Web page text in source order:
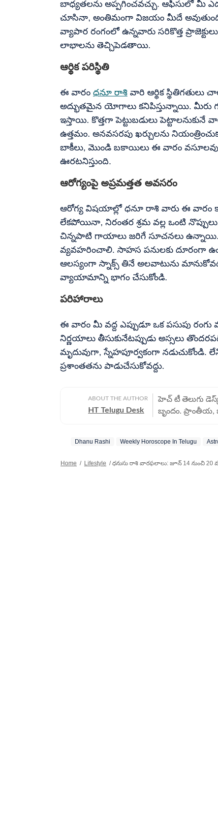
బాధ్యతలను అప్పగించవచ్చు. ఆఫీసులో మీ
చూసినా, అంతిమంగా విజయం మీదే
వ్యాపార రంగంలో ఉన్నవారు సరికొత్త
లాభాలను తెచ్చిపెడతాయి.
ఆర్థిక పరిస్థితి
ఈ వారం ధనూ రాశి వారి ఆర్థిక
అద్భుతమైన యోగాలు కనిపిస్తున్నాయి. మీరు
ఇస్తాయి. కొత్తగా పెట్టుబడులు పెట్టాలనుకునే
ఉత్తమం. అనవసరపు ఖర్చులను
బాకీలు, మొండి బకాయిలు ఈ వారం
ఊరటనిస్తుంది.
ఆరోగ్యంపై అప్రమత్తత అవసరం
ఆరోగ్య విషయాల్లో ధనూ రాశి వారు ఈ వారం
లేకపోయినా, నిరంతర శ్రమ వల్ల ఒంటి
చిన్నపాటి గాయాలు జరిగే సూచనలు ఉన్నాయి.
వ్యవహరించాలి. సాహస పనులకు దూరంగా
ఆలస్యంగా స్నాక్స్ తినే అలవాటును
వ్యాయామాన్ని భాగం చేసుకోండి.
పరిహారాలు
ఈ వారం మీ వద్ద ఎప్పుడూ ఒక పసుపు రంగు
నిర్ణయాలు తీసుకునేటప్పుడు అస్సలు
మృదువుగా, స్నేహపూర్వకంగా
ప్రశాంతతను పాడుచేసుకోవద్దు.
ABOUT THE AUTHOR
HT Telugu Desk
హెచ్ టీ తెలుగు
బృందం.
సంపూర్ణ
Dhanu Rashi Weekly Horoscope In Telugu
Home / Lifestyle / ధనుసు రాశి వారఫలాలు: జూన్ 14 నుంచి 20